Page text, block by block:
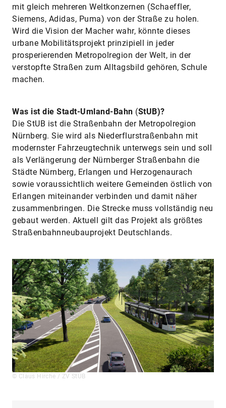
mit gleich mehreren Weltkonzernen (Schaeffler,
Siemens, Adidas, Puma) von der Straße zu holen.
Wird die Vision der Macher wahr, könnte dieses
urbane Mobilitätsprojekt prinzipiell in jeder
prosperierenden Metropolregion der Welt, in der
verstopfte Straßen zum Alltagsbild gehören, Schule
machen.
Was ist die Stadt-Umland-Bahn (StUB)?
Die StUB ist die Straßenbahn der Metropolregion
Nürnberg. Sie wird als Niederflurstraßenbahn mit
modernster Fahrzeugtechnik unterwegs sein und soll
als Verlängerung der Nürnberger Straßenbahn die
Städte Nürnberg, Erlangen und Herzogenaurach
sowie voraussichtlich weitere Gemeinden östlich von
Erlangen miteinander verbinden und damit näher
zusammenbringen. Die Strecke muss vollständig neu
gebaut werden. Aktuell gilt das Projekt als größtes
Straßenbahnneubauprojekt Deutschlands.
© Claus Hirche / ZV StUB